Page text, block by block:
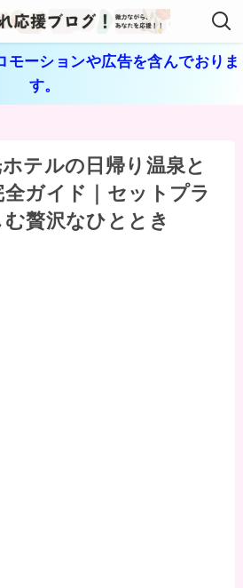
モーションや広告を含んでおりま
す。
テルの日帰り温泉と
ガイド｜セットプラ
贅沢なひととき